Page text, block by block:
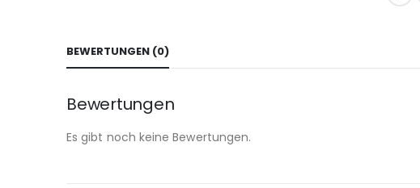
BEWERTUNGEN (0)
Bewertungen
Es gibt noch keine Bewertungen.